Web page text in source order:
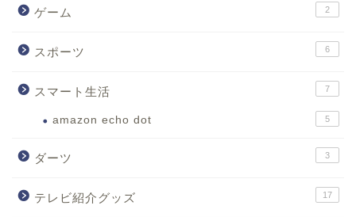
ゲーム 2
スポーツ 6
スマート生活 7
amazon echo dot 5
ダーツ 3
テレビ紹介グッズ 17